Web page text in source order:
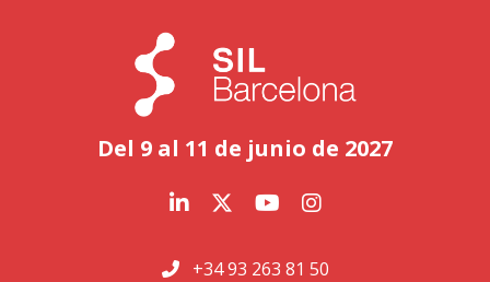
Del 9 al 11 de junio de 2027
+34 93 263 81 50